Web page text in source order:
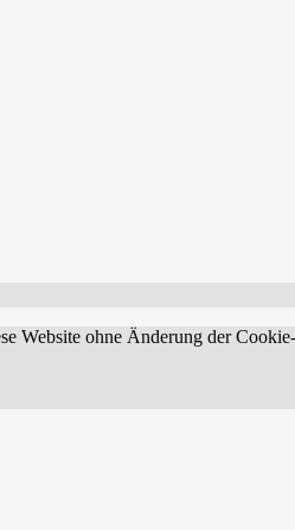
Website ohne Änderung der